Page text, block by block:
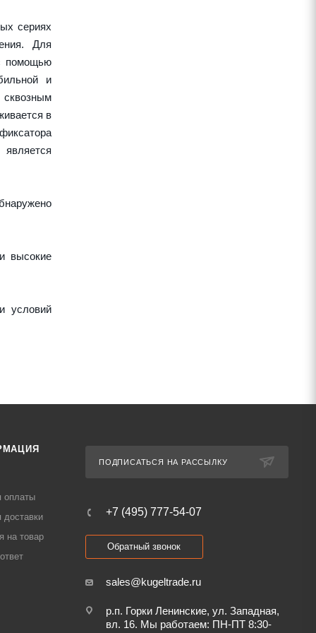
сериях
Для
помощью
и
в
высокие
условий
оплаты
доставки
на товар
ПОДПИСАТЬСЯ НА РАССЫЛКУ
+7 (495) 777-54-07
Обратный звонок
sales@kugeltrade.ru
р.п. Горки Ленинские, ул. Западная,
вл. 16. Мы работаем: ПН-ПТ 8:30-